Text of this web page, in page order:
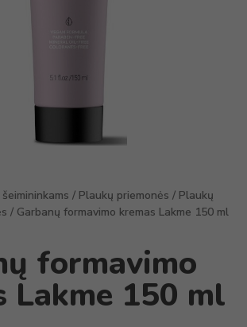
/ Plaukų priemonės / Plaukų
/ Garbanų formavimo kremas Lakme 150 ml
formavimo
Lakme 150 ml